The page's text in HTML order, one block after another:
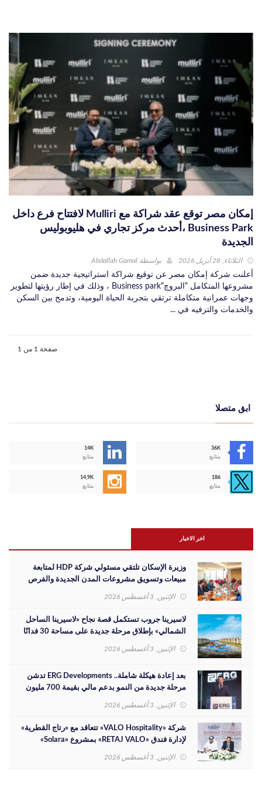
إمكان مصر توقع عقد شراكة مع Mulliri لافتتاح فرع داخل
Business Park ،أحدث مركز تجاري في هليوبوليس
الجديدة
الثلاثاء, 28 أبريل 2026 بواسطة Abdallah Gamal
أعلنت شركة إمكان مصر عن توقيع شراكة استراتيجية جديدة ضمن
مشروعها المتكامل "البروچ"Business park ، وذلك في إطار رؤيتها لتطوير
وجهات عمرانية متكاملة ترتقي بتجربة الحياة اليومية، وتدمج بين السكن
والخدمات والترفيه في ...
صفحة 1 من 1
ابق متصلا
14K
متابع
36K
متابع
14,9K
متابع
186
متابع
اخر الاخبار
وزيرة الإسكان تلتقي مسئولي شركة HDP لمتابعة
مبيعات وتسويق مشروعات المدن الجديدة والفرص
الإثنين, 3 أغسطس 2026
لاسيرينا جروب تستكمل قصة نجاح «لاسيرينا الساحل
الشمالي» بإطلاق مرحلة جديدة على مساحة 30 فدانًا
الإثنين, 3 أغسطس 2026
بعد إعادة هيكلة شاملة.. ERG Developments تدشن
مرحلة جديدة من النمو بدعم مالي بقيمة 700 مليون
الإثنين, 3 أغسطس 2026
شركة «VALO Hospitality» تتعاقد مع «رتاج القطرية»
لإدارة فندق «RETAJ VALO» بمشروع «Solara»
الإثنين, 3 أغسطس 2026